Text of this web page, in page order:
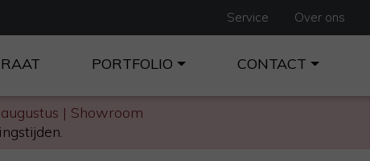
| Showroom
.
Service Over ons
PORTFOLIO CONTACT